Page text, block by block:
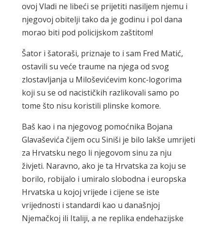
ovoj Vladi ne libeći se prijetiti nasiljem njemu i
njegovoj obitelji tako da je godinu i pol dana
morao biti pod policijskom zaštitom!
Šator i šatoraši, priznaje to i sam Fred Matić,
ostavili su veće traume na njega od svog
zlostavljanja u Miloševićevim konc-logorima
koji su se od nacističkih razlikovali samo po
tome što nisu koristili plinske komore.
Baš kao i na njegovog pomoćnika Bojana
Glavaševića čijem ocu Siniši je bilo lakše umrijeti
za Hrvatsku nego li njegovom sinu za nju
živjeti. Naravno, ako je ta Hrvatska za koju se
borilo, robijalo i umiralo slobodna i europska
Hrvatska u kojoj vrijede i cijene se iste
vrijednosti i standardi kao u današnjoj
Njemačkoj ili Italiji, a ne replika endehazijske